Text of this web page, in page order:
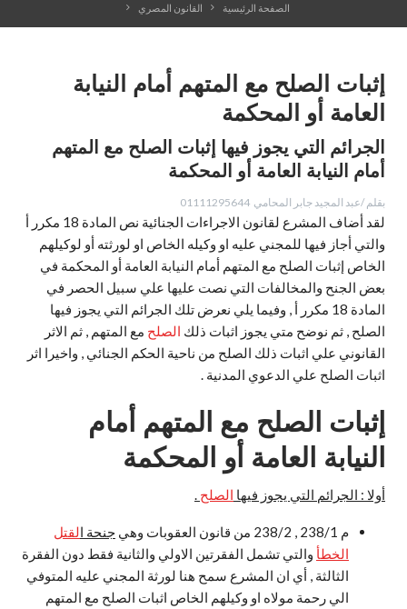
الصفحة الرئيسية القانون المصري
إثبات الصلح مع المتهم أمام النيابة
العامة أو المحكمة
الجرائم التي يجوز فيها إثبات الصلح مع المتهم
أمام النيابة العامة أو المحكمة
بقلم /عبد المجيد جابر المحامي 01111295644
لقد أضاف المشرع لقانون الاجراءات الجنائية نص المادة 18 مكرر أ
والتي أجاز فيها للمجني عليه او وكيله الخاص او لورثته أو لوكيلهم
الخاص إثبات الصلح مع المتهم أمام النيابة العامة أو المحكمة في
بعض الجنح والمخالفات التي نصت عليها علي سبيل الحصر في
المادة 18 مكرر أ , وفيما يلي نعرض تلك الجرائم التي يجوز فيها
الصلح , ثم نوضح متي يجوز اثبات ذلك الصلح مع المتهم , ثم الاثر
القانوني علي اثبات ذلك الصلح من ناحية الحكم الجنائي , واخيرا اثر
اثبات الصلح علي الدعوي المدنية .
إثبات الصلح مع المتهم أمام
النيابة العامة أو المحكمة
أولا : الجرائم التي يجوز فيها الصلح
م 238/1 , 238/2 من قانون العقوبات وهي جنحة القتل
الخطأ والتي تشمل الفقرتين الاولي والثانية فقط دون الفقرة
الثالثة , أي ان المشرع سمح هنا لورثة المجني عليه المتوفي
الي رحمة مولاه او وكيلهم الخاص اثبات الصلح مع المتهم